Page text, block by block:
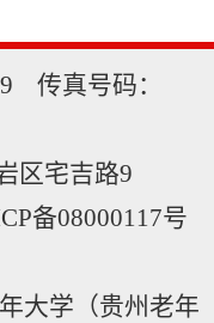
传真号码：
区宅吉路9
备08000117号
大学（贵州老年